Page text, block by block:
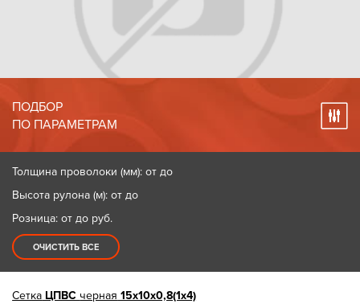
ПОДБОР
ПО ПАРАМЕТРАМ
Толщина проволоки (мм): от до
Высота рулона (м): от до
Розница: от до руб.
ОЧИСТИТЬ ВСЕ
Сетка ЦПВС черная 15х10х0,8(1х4)